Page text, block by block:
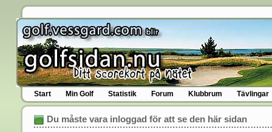
Start Min Golf Statistik Forum Klubbrum Tävlingar
Du måste vara inloggad för att se den här sidan